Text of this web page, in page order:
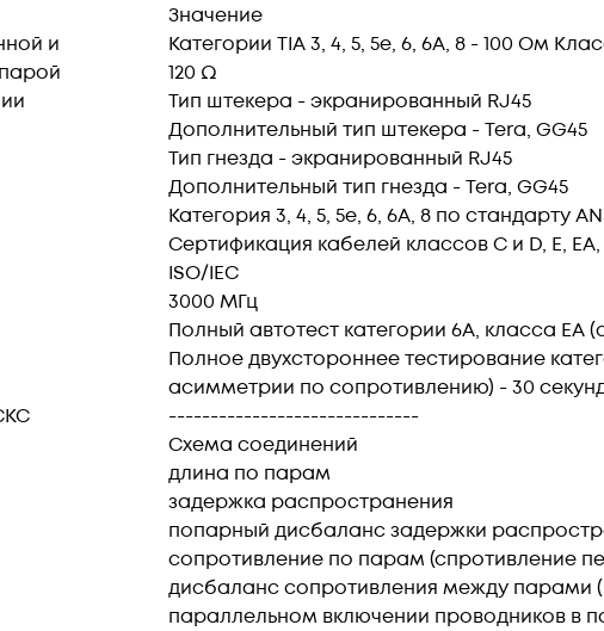
Значение
и
Категории TIA 3, 4, 5, 5e, 6, 6A, 8 - 100 Ом
120 Ω
Тип штекера - экранированный RJ45
Дополнительный тип штекера - Tera, GG45
Тип гнезда - экранированный RJ45
Дополнительный тип гнезда - Tera, GG45
Категория 3, 4, 5, 5e, 6, 6А, 8 по стандарту
Сертификация кабелей классов C и D, E,
ISO/IEC
3000 МГц
Полный автотест категории 6A, класса EA
Полное двухстороннее тестирование
асимметрии по сопротивлению) - 30
------------------------------
Схема соединений
длина по парам
задержка распространения
попарный дисбаланс задержки
сопротивление по парам (спротивление
дисбаланс сопротивления между парами
параллельном включении проводников в